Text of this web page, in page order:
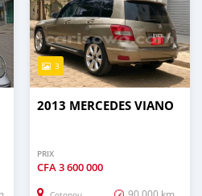
3
2013 MERCEDES VIANO
PRIX
CFA3 600 000